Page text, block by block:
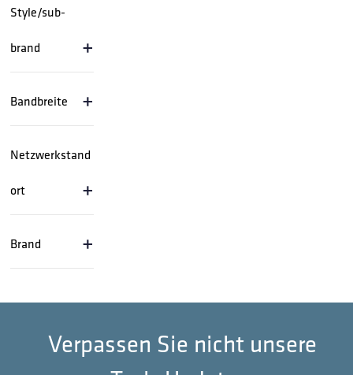
Style/sub-
brand
+
Bandbreite +
Netzwerkstand
ort
+
Brand +
Verpassen Sie nicht unsere